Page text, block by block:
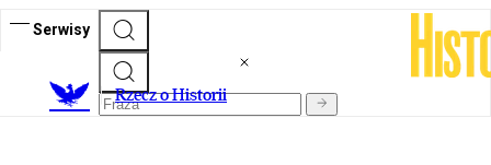
Serwisy
Rzecz o Historii